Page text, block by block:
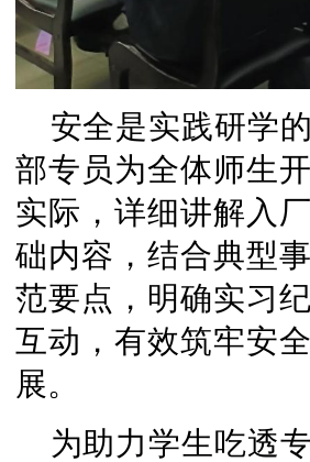
安全是实践研学
部专员为全体师生
实际，详细讲解入
础内容，结合典型
范要点，明确实习
互动，有效筑牢安
展。
为助力学生吃透